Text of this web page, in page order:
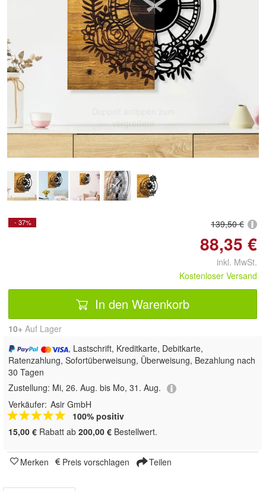
vergrößern
- 37% 139,50 €
88,35 €
inkl. MwSt.
Kostenloser Versand
In den Warenkorb
10+ Auf Lager
, Lastschrift, Kreditkarte, Debitkarte,
Ratenzahlung, Sofortüberweisung, Überweisung, Bezahlung nach
30 Tagen
Zustellung: Mi, 26. Aug. bis Mo, 31. Aug.
Verkäufer: Asir GmbH
100% positiv
15,00 € Rabatt ab 200,00 € Bestellwert.
Merken Preis vorschlagen Teilen